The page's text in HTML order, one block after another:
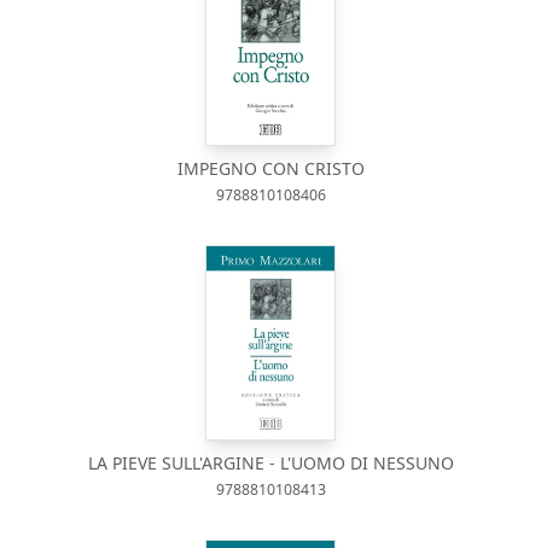
IMPEGNO CON CRISTO
9788810108406
LA PIEVE SULL'ARGINE - L'UOMO DI NESSUNO
9788810108413